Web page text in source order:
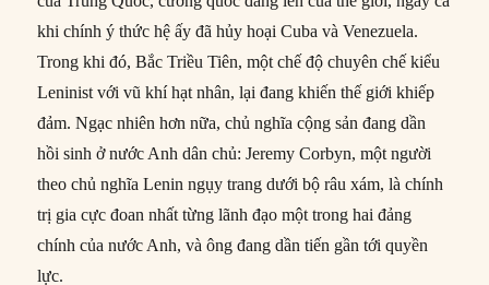
khi chính ý thức hệ ấy đã hủy hoại Cuba và Venezuela.
Trong khi đó, Bắc Triều Tiên, một chế độ chuyên chế kiểu
Leninist với vũ khí hạt nhân, lại đang khiến thế giới khiếp
đảm. Ngạc nhiên hơn nữa, chủ nghĩa cộng sản đang dần
hồi sinh ở nước Anh dân chủ: Jeremy Corbyn, một người
theo chủ nghĩa Lenin ngụy trang dưới bộ râu xám, là chính
trị gia cực đoan nhất từng lãnh đạo một trong hai đảng
chính của nước Anh, và ông đang dần tiến gần tới quyền
lực.